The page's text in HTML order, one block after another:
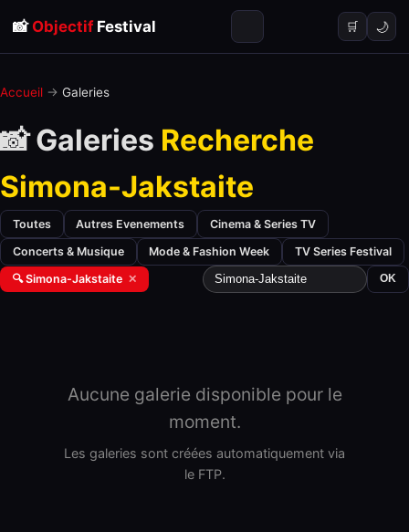
📸 ObjectifFestival 🛒 🌙
Accueil → Galeries
📸 Galeries Recherche
Simona-Jakstaite
Toutes Autres Evenements Cinema & Series TV
Concerts & Musique Mode & Fashion Week TV Series Festival
🔍 Simona-Jakstaite ✕ OK
Aucune galerie disponible pour le
moment.
Les galeries sont créées automatiquement via
le FTP.